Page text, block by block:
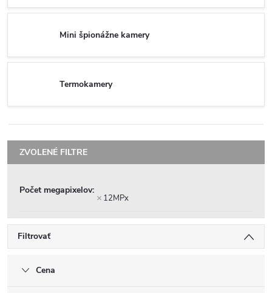
Mini špionážne kamery
Termokamery
Počet megapixelov
12MPx
Filtrovať
Cena